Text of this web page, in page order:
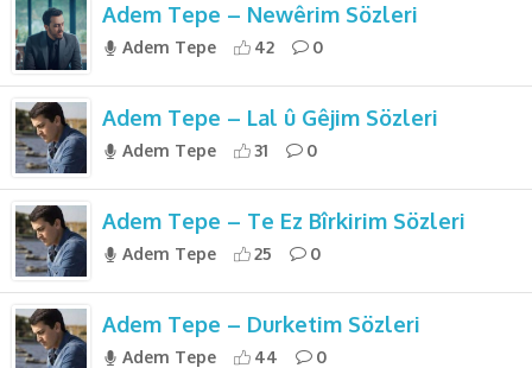
Adem Tepe – Newêrim Sözleri
Adem Tepe 42 0
Adem Tepe – Lal û Gêjim Sözleri
Adem Tepe 31 0
Adem Tepe – Te Ez Bîrkirim Sözleri
Adem Tepe 25 0
Adem Tepe – Durketim Sözleri
Adem Tepe 44 0